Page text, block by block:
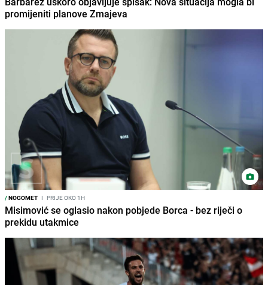
promijeniti planove Zmajeva
/NOGOMET I PRIJE OKO 1H
Misimović se oglasio nakon pobjede Borca - bez riječi o
prekidu utakmice